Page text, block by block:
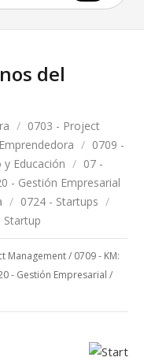
del
/ 0703 - Project
/ 0709 -
Educación / 07 -
- Gestión Empresarial
/ 0724 - Startups /
Startup
Management/ 0709 - KM:
- Gestión Empresarial /